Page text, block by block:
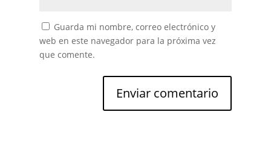
Guarda mi nombre, correo electrónico y
web en este navegador para la próxima vez
que comente.